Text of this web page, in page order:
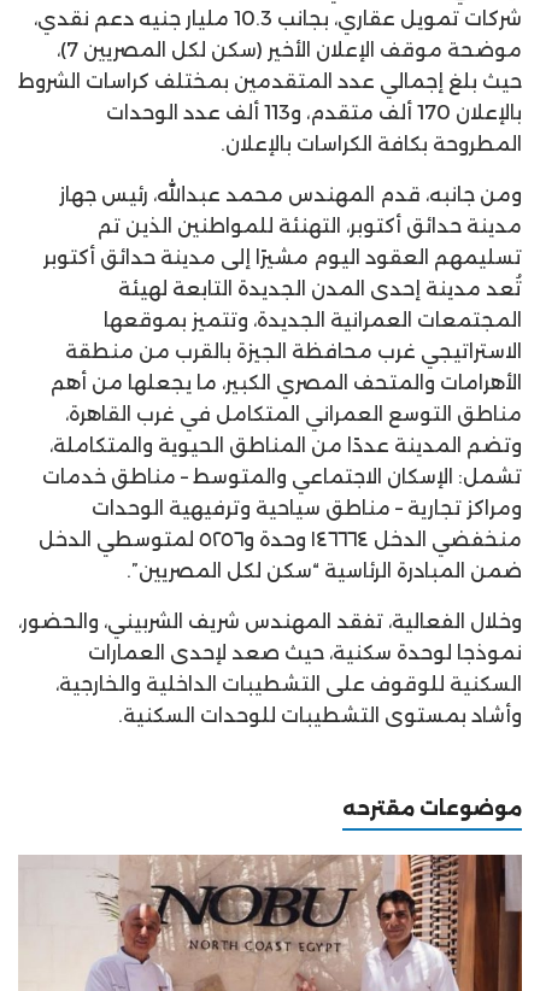
شركات تمويل عقاري، بجانب 10.3 مليار جنيه دعم نقدي،
موضحة موقف الإعلان الأخير (سكن لكل المصريين 7)،
حيث بلغ إجمالي عدد المتقدمين بمختلف كراسات الشروط
بالإعلان 170 ألف متقدم، و113 ألف عدد الوحدات
المطروحة بكافة الكراسات بالإعلان.
ومن جانبه، قدم المهندس محمد عبدالله، رئيس جهاز
مدينة حدائق أكتوبر، التهنئة للمواطنين الذين تم
تسليمهم العقود اليوم مشيرًا إلى مدينة حدائق أكتوبر
تُعد مدينة إحدى المدن الجديدة التابعة لهيئة
المجتمعات العمرانية الجديدة، وتتميز بموقعها
الاستراتيجي غرب محافظة الجيزة بالقرب من منطقة
الأهرامات والمتحف المصري الكبير، ما يجعلها من أهم
مناطق التوسع العمراني المتكامل في غرب القاهرة،
وتضم المدينة عددًا من المناطق الحيوية والمتكاملة،
تشمل: الإسكان الاجتماعي والمتوسط – مناطق خدمات
ومراكز تجارية – مناطق سياحية وترفيهية الوحدات
منخفضي الدخل ١٤٦٦٦٤ وحدة و٥٢٥٦ لمتوسطي الدخل
ضمن المبادرة الرئاسية “سكن لكل المصريين”.
وخلال الفعالية، تفقد المهندس شريف الشربيني، والحضور،
نموذجا لوحدة سكنية، حيث صعد لإحدى العمارات
السكنية للوقوف على التشطيبات الداخلية والخارجية،
وأشاد بمستوى التشطيبات للوحدات السكنية.
موضوعات مقترحه